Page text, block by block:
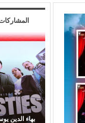
(الويستيز).. دراما